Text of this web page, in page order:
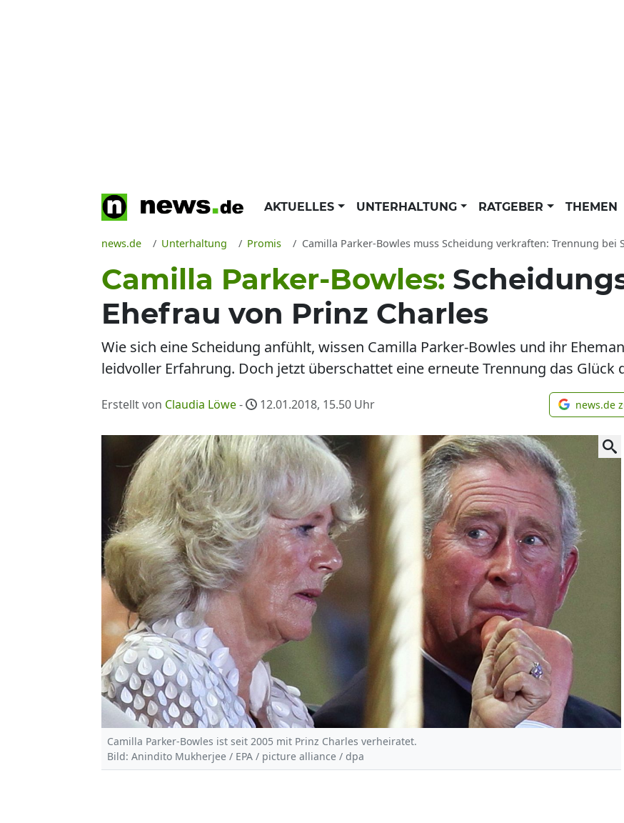
AKTUELLES UNTERHALTUNG RATGEBER THEMEN
news.de Unterhaltung Promis Camilla Parker-Bowles muss Scheidung verkraften: Trennung bei
Camilla Parker-Bowles:
Ehefrau von Prinz Charles
Wie sich eine Scheidung anfühlt, wissen Camilla Parker-Bowles und ihr
leidvoller Erfahrung. Doch jetzt überschattet eine erneute Trennung das Glück
Erstellt von Claudia Löwe- 12.01.2018, 15.50 Uhr news.de
Camilla Parker-Bowles ist seit 2005 mit Prinz Charles verheiratet.
Bild: Anindito Mukherjee / EPA / picture alliance / dpa